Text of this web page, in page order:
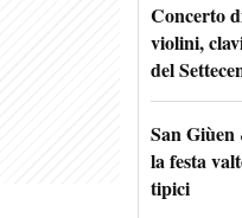
Concerto
violini,
del
San
la festa
tipici